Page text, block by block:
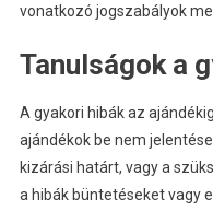
vonatkozó jogszabályok
Tanulságok a
A gyakori hibák az
ajándékok be nem
kizárási határt, vagy a
a hibák büntetéseket vagy